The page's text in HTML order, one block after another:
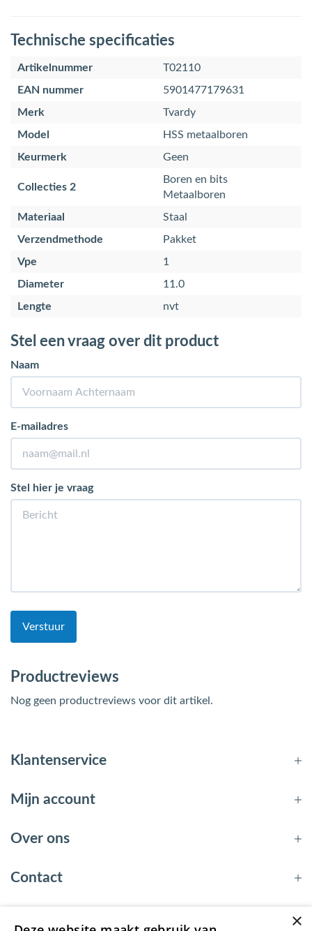
Technische specificaties
Artikelnummer
T02110
EAN nummer
5901477179631
Merk
Tvardy
Model
HSS metaalboren
Keurmerk
Geen
Collecties 2
Boren en bits
Metaalboren
Materiaal
Staal
Verzendmethode
Pakket
Vpe
1
Diameter
11.0
Lengte
nvt
Stel een vraag over dit product
Naam
E-mailadres
Stel hier je vraag
Verstuur
Productreviews
Nog geen productreviews voor dit artikel.
Klantenservice
Mijn account
Over ons
Contact
×